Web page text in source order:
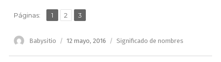
Páginas: Página
1 ,
Página
2 ,Página
3
Autor
Babysitio
Publicado
12 mayo, 2016 Categorías
Significado de nombres